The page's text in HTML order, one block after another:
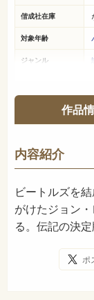
偕成社在庫
対象年齢
ジャンル
ISBN
NDC
発売日
作品
内容紹介
ビートルズを
がけたジョン
る。伝記の決定
ポ